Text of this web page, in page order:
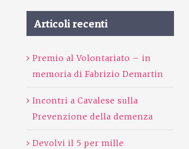
Articoli recenti
Premio al Volontariato – in
memoria di Fabrizio Demartin
Incontri a Cavalese sulla
Prevenzione della demenza
Devolvi il 5 per mille